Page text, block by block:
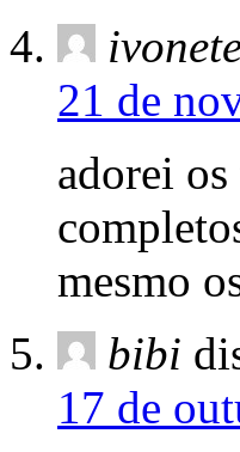
21 de
adorei
mesmo
bibi
17 de